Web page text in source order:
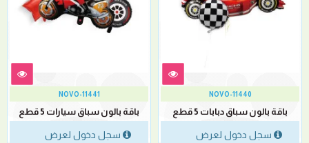
NOVO-11440
باقة بالون سباق دبابات 5 قطع
سجل دخول لعرض
NOVO-11441
باقة بالون سباق سيارات 5 قطع
سجل دخول لعرض